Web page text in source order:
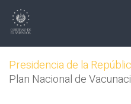
Presidencia de la
Plan Nacional de